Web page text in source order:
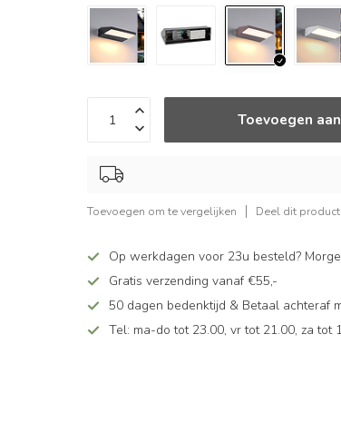
Toevoegen
Toevoegen om te vergelijken Deel dit
Op werkdagen voor 23u besteld?
Gratis verzending vanaf €55,-
50 dagen bedenktijd & Betaal achteraf
Tel: ma-do tot 23.00, vr tot 21.00, za tot